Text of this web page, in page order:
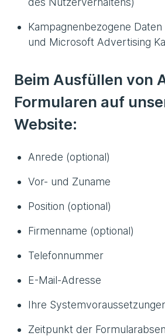
Kampagnenbezogene
und Microsoft Advertising
Beim Ausfüllen von
Formularen auf
Website:
Anrede (optional)
Vor- und Zuname
Position (optional)
Firmenname (optional)
Telefonnummer
E-Mail-Adresse
Ihre
Zeitpunkt der